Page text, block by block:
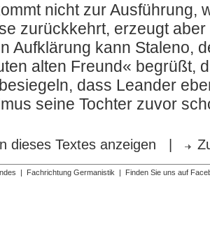
nicht zur Ausführung,
zurückkehrt, erzeugt
Aufklärung kann Staleno,
alten Freund« begrüßt,
dass Leander
seine Tochter zuvor
dieses Textes anzeigen
| Fachrichtung Germanistik | Finden Sie uns auf